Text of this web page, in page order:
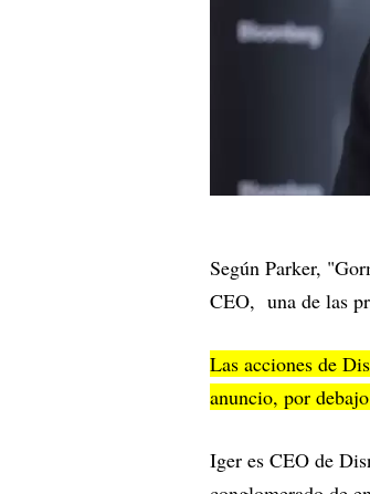
Según Parker,
CEO, una de las
Las acciones de
anuncio, por
Iger es CEO de